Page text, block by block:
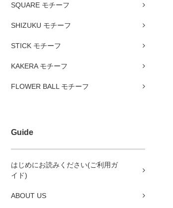
SQUARE モチーフ
SHIZUKU モチーフ
STICK モチーフ
KAKERA モチーフ
FLOWER BALL モチーフ
Guide
はじめにお読みください(ご利用ガ
イド)
ABOUT US